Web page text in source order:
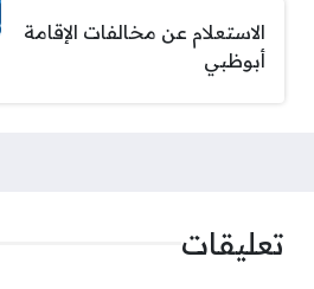
الاستعلام عن مخالفات الإقامة
أبوظبي
تعليقات